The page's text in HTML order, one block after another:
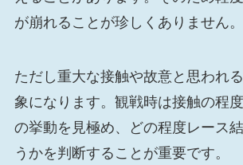
が崩れることが珍しくありません。
ただし重大な接触や故意と思われ
象になります。観戦時は接触の程
の挙動を見極め、どの程度レース
うかを判断することが重要です。